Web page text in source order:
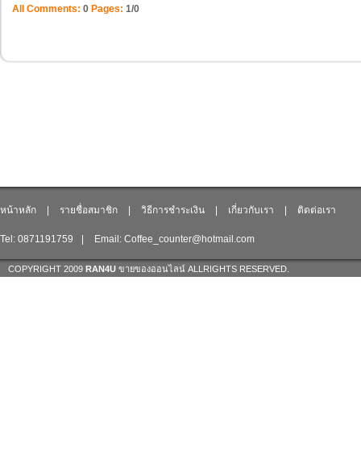
All Comments: 0 Pages: 1/0
หน้าหลัก | รายชื่อสมาชิก | วิธีการชำระเงิน | เกี่ยวกับเรา | ติดต่อเรา
Tel: 0871191759 | Email: Coffee_counter@hotmail.com
COPYRIGHT 2009 RAN4U ขายของออนไลน์ ALLRIGHTS RESERVED.